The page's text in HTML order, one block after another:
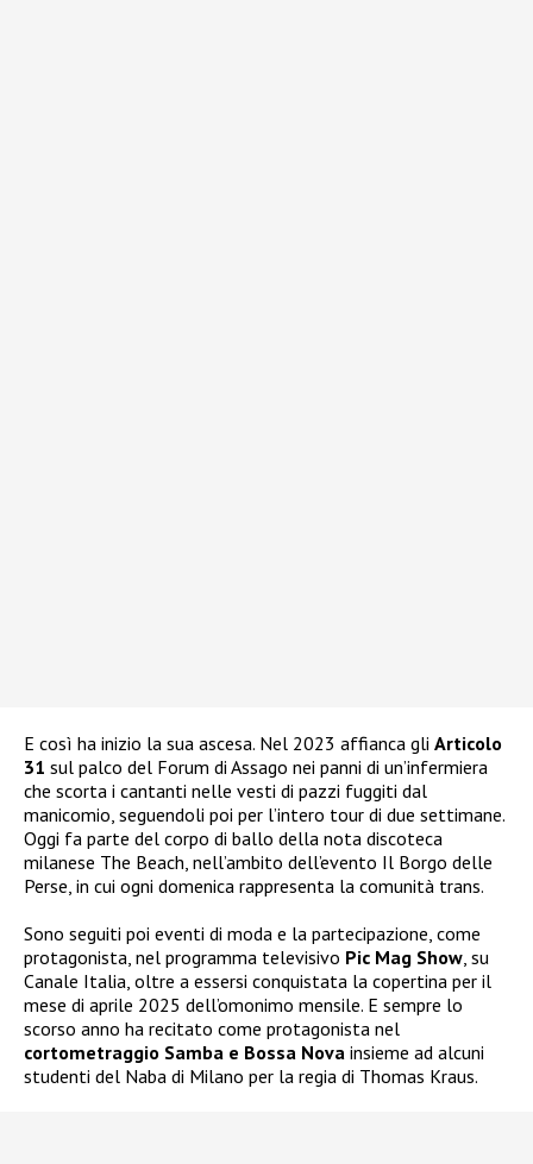
E così ha inizio la sua ascesa. Nel 2023 affianca gli Articolo
31 sul palco del Forum di Assago nei panni di un’infermiera
che scorta i cantanti nelle vesti di pazzi fuggiti dal
manicomio, seguendoli poi per l’intero tour di due settimane.
Oggi fa parte del corpo di ballo della nota discoteca
milanese The Beach, nell’ambito dell’evento Il Borgo delle
Perse, in cui ogni domenica rappresenta la comunità trans.
Sono seguiti poi eventi di moda e la partecipazione, come
protagonista, nel programma televisivo Pic Mag Show , su
Canale Italia, oltre a essersi conquistata la copertina per il
mese di aprile 2025 dell’omonimo mensile. E sempre lo
scorso anno ha recitato come protagonista nel
cortometraggio Samba e Bossa Nova insieme ad alcuni
studenti del Naba di Milano per la regia di Thomas Kraus.